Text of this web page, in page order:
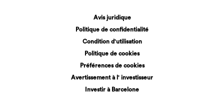
Avis juridique
Politique de confidentialité
Condition d'utilisation
Politique de cookies
Préférences de cookies
Avertissement à l' investisseur
Investir à Barcelone